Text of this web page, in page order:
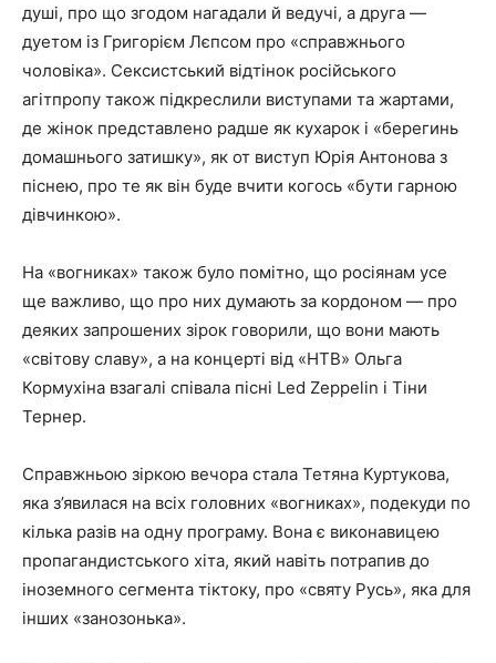
душі, про що згодом нагадали й ведучі, а друга —
дуетом із Григорієм Лєпсом про «справжнього
чоловіка». Сексистський відтінок російського
агітпропу також підкреслили виступами та жартами,
де жінок представлено радше як кухарок і «берегинь
домашнього затишку», як от виступ Юрія Антонова з
піснею, про те як він буде вчити когось «бути гарною
дівчинкою».
На «вогниках» також було помітно, що росіянам усе
ще важливо, що про них думають за кордоном — про
деяких запрошених зірок говорили, що вони мають
«світову славу», а на концерті від «НТВ» Ольга
Кормухіна взагалі співала пісні Led Zeppelin і Тіни
Тернер.
Справжньою зіркою вечора стала Тетяна Куртукова,
яка з’явилася на всіх головних «вогниках», подекуди по
кілька разів на одну програму. Вона є виконавицею
пропагандистського хіта, який навіть потрапив до
іноземного сегмента тіктоку, про «святу Русь», яка для
інших «занозонька».